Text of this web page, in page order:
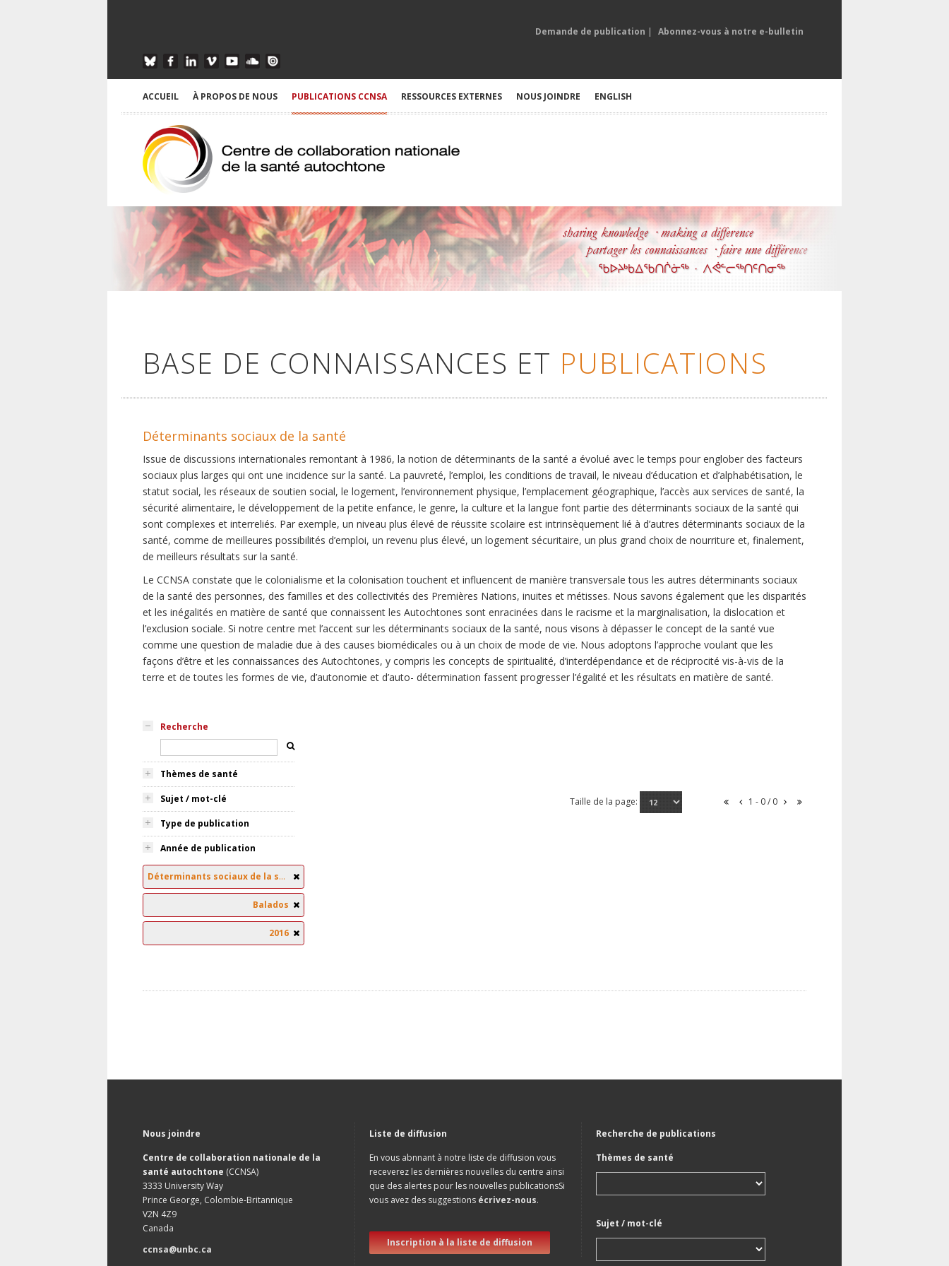
Demande de publication | Abonnez-vous à notre e-bulletin
ACCUEIL À PROPOS DE NOUS PUBLICATIONS CCNSA RESSOURCES EXTERNES NOUS JOINDRE ENGLISH
BASE DE CONNAISSANCES ET PUBLICATIONS
Déterminants sociaux de la santé
Issue de discussions internationales remontant à 1986, la notion de déterminants de la santé a évolué avec le temps pour englober des facteurs
sociaux plus larges qui ont une incidence sur la santé. La pauvreté, l’emploi, les conditions de travail, le niveau d’éducation et d’alphabétisation, le
statut social, les réseaux de soutien social, le logement, l’environnement physique, l’emplacement géographique, l’accès aux services de santé, la
sécurité alimentaire, le développement de la petite enfance, le genre, la culture et la langue font partie des déterminants sociaux de la santé qui
sont complexes et interreliés. Par exemple, un niveau plus élevé de réussite scolaire est intrinsèquement lié à d’autres déterminants sociaux de la
santé, comme de meilleures possibilités d’emploi, un revenu plus élevé, un logement sécuritaire, un plus grand choix de nourriture et, finalement,
de meilleurs résultats sur la santé.
Le CCNSA constate que le colonialisme et la colonisation touchent et influencent de manière transversale tous les autres déterminants sociaux
de la santé des personnes, des familles et des collectivités des Premières Nations, inuites et métisses. Nous savons également que les disparités
et les inégalités en matière de santé que connaissent les Autochtones sont enracinées dans le racisme et la marginalisation, la dislocation et
l’exclusion sociale. Si notre centre met l’accent sur les déterminants sociaux de la santé, nous visons à dépasser le concept de la santé vue
comme une question de maladie due à des causes biomédicales ou à un choix de mode de vie. Nous adoptons l’approche voulant que les
façons d’être et les connaissances des Autochtones, y compris les concepts de spiritualité, d’interdépendance et de réciprocité vis-à-vis de la
terre et de toutes les formes de vie, d’autonomie et d’auto- détermination fassent progresser l’égalité et les résultats en matière de santé.
Recherche
Thèmes de santé
Sujet / mot-clé
Type de publication
Année de publication
Déterminants sociaux de la santé
Balados
2016
Taille de la page: 1 - 0 / 0
Nous joindre
Centre de collaboration nationale de la
santé autochtone (CCNSA)
3333 University Way
Prince George, Colombie-Britannique
V2N 4Z9
Canada
ccnsa@unbc.ca
Liste de diffusion
En vous abnnant à notre liste de diffusion vous
receverez les dernières nouvelles du centre ainsi
que des alertes pour les nouvelles publicationsSi
vous avez des suggestions écrivez-nous.
Inscription à la liste de diffusion
Recherche de publications
Thèmes de santé
Sujet / mot-clé